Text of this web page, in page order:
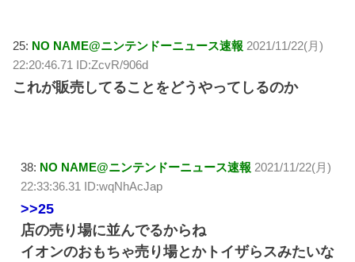
25: NO NAME@ニンテンドーニュース速報 2021/11/22(月)
22:20:46.71 ID:ZcvR/906d
これが販売してることをどうやってしるのか
38: NO NAME@ニンテンドーニュース速報 2021/11/22(月)
22:33:36.31 ID:wqNhAcJap
>>25
店の売り場に並んでるからね
イオンのおもちゃ売り場とかトイザらスみたいな